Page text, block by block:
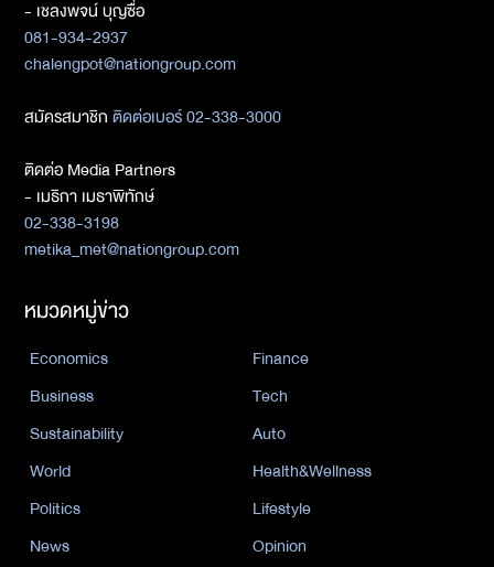
- เชลงพจน์ บุญซื่อ
081-934-2937
chalengpot@nationgroup.com
สมัครสมาชิกติดต่อเบอร์ 02-338-3000
ติดต่อ Media Partners
- เมธิกา เมธาพิทักษ์
02-338-3198
metika_met@nationgroup.com
หมวดหมู่ข่าว
Economics
Finance
Business
Tech
Sustainability
Auto
World
Health&Wellness
Politics
Lifestyle
News
Opinion